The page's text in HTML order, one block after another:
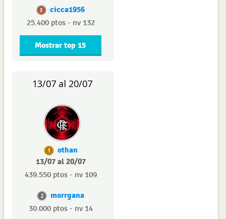
3 cicca1956
25.400 ptos - nv 132
Mostrar top 15
13/07 al 20/07
1
othan
13/07 al 20/07
439.550 ptos - nv 109
2 morrgana
30.000 ptos - nv 14